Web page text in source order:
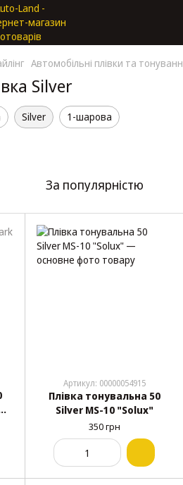
Автомобільні плівки та
Silver
Silver 1-шарова
За популярністю
Артикул: 00000054915
Плівка тонувальна 50
Silver MS-10 "Solux"
350 грн